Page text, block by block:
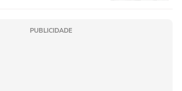
PUBLICIDADE